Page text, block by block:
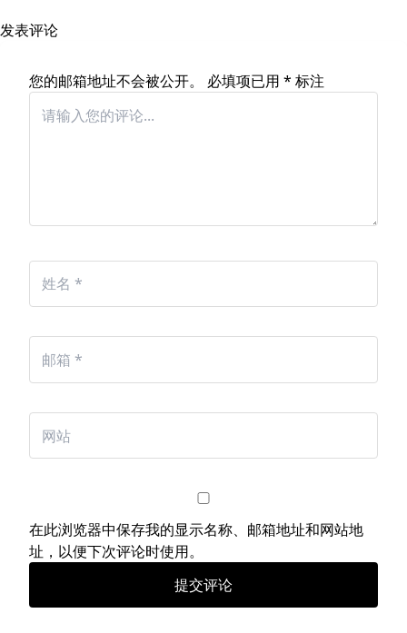
发表评论
您的邮箱地址不会被公开。 必填项已用 * 标注
在此浏览器中保存我的显示名称、邮箱地址和网站地
址，以便下次评论时使用。